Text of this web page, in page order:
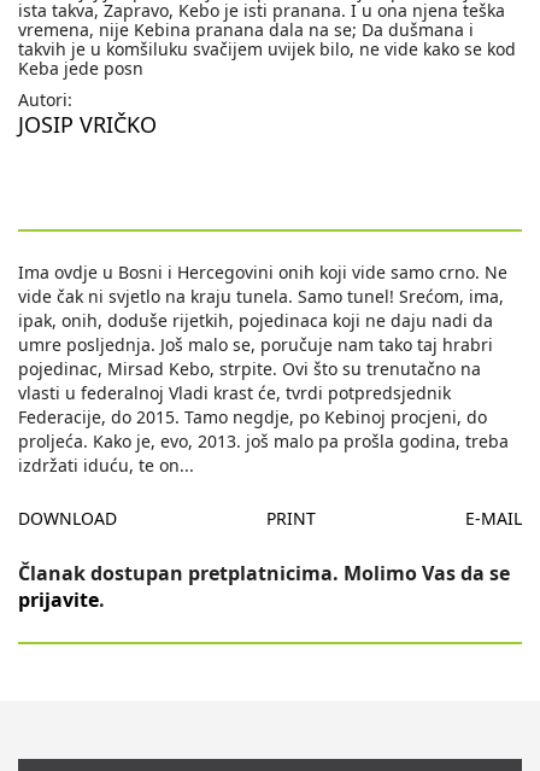
ista takva, Zapravo, Kebo je isti pranana. I u ona njena teška
vremena, nije Kebina pranana dala na se; Da dušmana i
takvih je u komšiluku svačijem uvijek bilo, ne vide kako se kod
Keba jede posn
Autori:
JOSIP VRIČKO
Ima ovdje u Bosni i Hercegovini onih koji vide samo crno. Ne
vide čak ni svjetlo na kraju tunela. Samo tunel! Srećom, ima,
ipak, onih, doduše rijetkih, pojedinaca koji ne daju nadi da
umre posljednja. Još malo se, poručuje nam tako taj hrabri
pojedinac, Mirsad Kebo, strpite. Ovi što su trenutačno na
vlasti u federalnoj Vladi krast će, tvrdi potpredsjednik
Federacije, do 2015. Tamo negdje, po Kebinoj procjeni, do
proljeća. Kako je, evo, 2013. još malo pa prošla godina, treba
izdržati iduću, te on...
DOWNLOAD PRINT E-MAIL
Članak dostupan pretplatnicima. Molimo Vas da se
prijavite.